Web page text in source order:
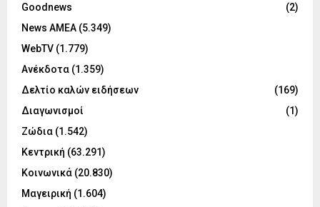
Goodnews
(2)
News ΑΜΕΑ (5.349)
WebTV (1.779)
Ανέκδοτα (1.359)
Δελτίο καλών ειδήσεων
(169)
Διαγωνισμοί
(1)
Ζώδια (1.542)
Κεντρική (63.291)
Κοινωνικά (20.830)
Μαγειρική (1.604)